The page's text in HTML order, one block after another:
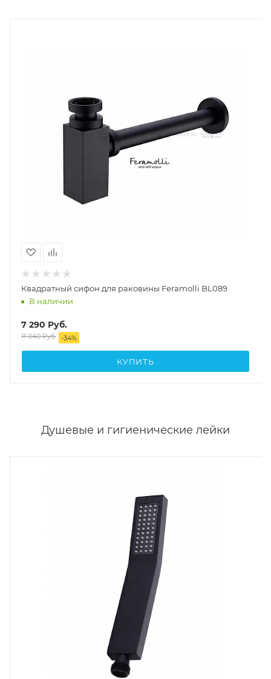
Квадратный сифон для раковины Feramolli BL089
В наличии
7 290 Руб.
11 040Руб. -34%
КУПИТЬ
Душевые и гигиенические лейки